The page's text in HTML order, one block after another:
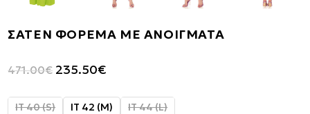
ΣΑΤΕΝ ΦΟΡΕΜΑ ΜΕ ΑΝΟΙΓΜΑΤΑ
471.00€ Original
was:
235.50€
τιμή
IT 40 (S) IT 42 (M) IT 44 (L)